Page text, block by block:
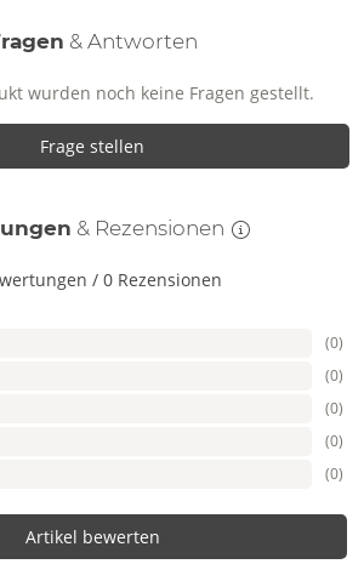
& Antworten
wurden noch keine Fragen gestellt.
Frage stellen
& Rezensionen
/ 0 Rezensionen
(0)
(0)
(0)
(0)
(0)
Artikel bewerten